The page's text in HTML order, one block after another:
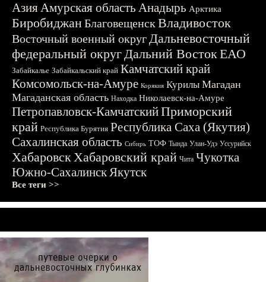
АзияАмурская область Анадырь Арктика
БиробиджанБлаговещенскВладивосток
Восточный военный округДальневосточный
федеральный округДальний ВостокЕАО
Забайкалье Забайкальский край Камчатский край
Комсомольск-на-Амуре Корякия Курилы Магадан
Магаданская область Находка Николаевск-на-Амуре
Петропавловск-КамчатскийПриморский
край Республика Бурятия Республика Саха (Якутия)
Сахалинская область Сибирь ТОФ Тында Улан-Удэ Уссурийск
ХабаровскХабаровский край Чита Чукотка
Южно-СахалинскЯкутск
Все теги >>